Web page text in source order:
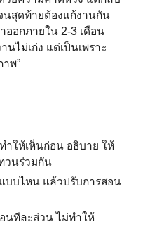
นสุดท้ายต้องแก้งานกัน
อกภายใน 2-3 เดือน
นไม่เก่ง แต่เป็นเพราะ
พ”⁣
ำให้เห็นก่อน อธิบาย ให้
วนร่วมกัน⁣
บบไหน แล้วปรับการสอน
นทีละส่วน ไม่ทำให้